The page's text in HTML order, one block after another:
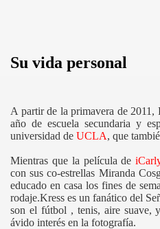
Su vida personal
A partir de la primavera de 2011,
año de escuela secundaria y
universidad de UCLA, que
Mientras que la película de
con sus co-estrellas Miranda
educado en casa los fines de
rodaje.Kress es un fanático del
son el fútbol , tenis, aire suave,
ávido interés en la fotografía.